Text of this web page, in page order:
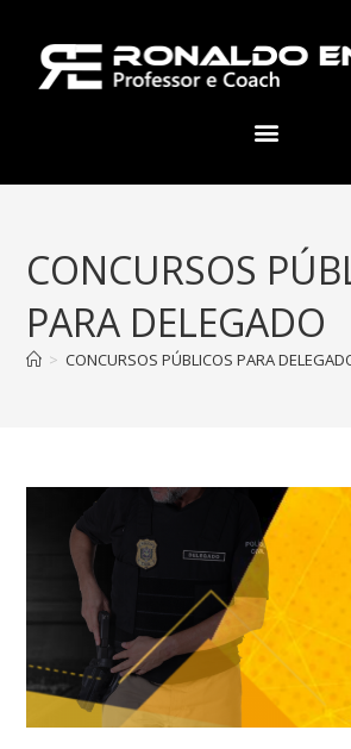
CONCURSOS
PARA DELEGADO
> CONCURSOS PÚBLICOS PARA